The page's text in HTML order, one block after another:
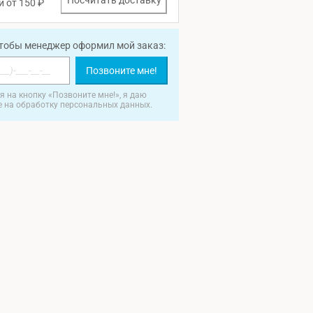
от 150 ₽
менеджер оформил мой заказ:
Позвоните мне!
на кнопку «Позвоните мне!», я даю
на обработку персональных данных.